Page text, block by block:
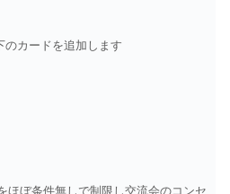
のカードを追加します
ほぼ条件無しで制限し交流会のコンセ